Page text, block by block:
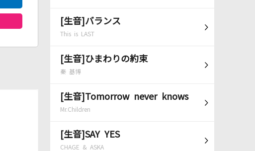
[生音]バランス
This is LAST
[生音]ひまわりの約束
秦 基博
[生音]Tomorrow never knows
Mr.Children
[生音]SAY YES
CHAGE & ASKA